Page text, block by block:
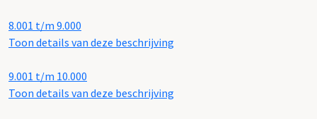
8.001 t/m 9.000
Toon details van deze beschrijving
9.001 t/m 10.000
Toon details van deze beschrijving